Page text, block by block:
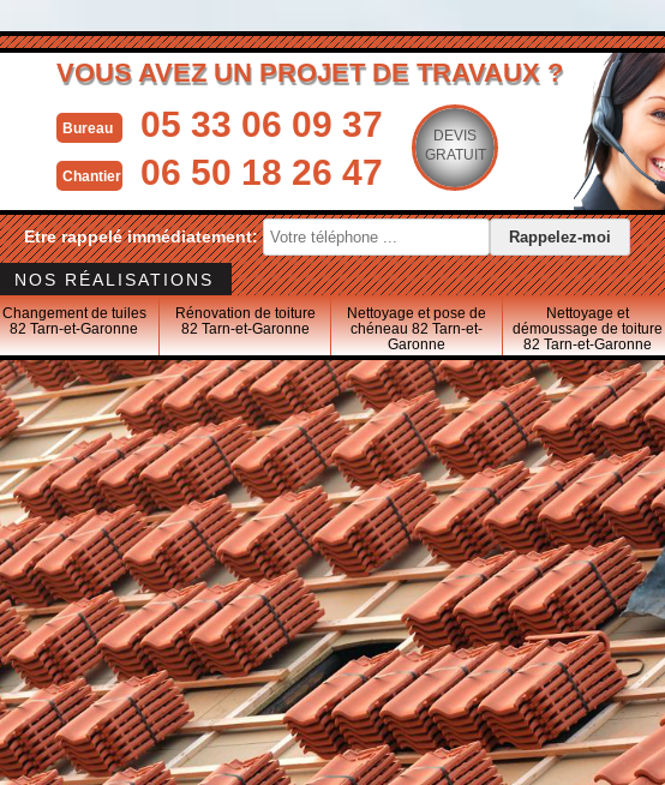
VOUS AVEZ UN PROJET DE TRAVAUX ?
Bureau 05 33 06 09 37
Chantier 06 50 18 26 47
DEVIS
GRATUIT
Etre rappelé immédiatement:
NOS RÉALISATIONS
Changement de tuiles
82 Tarn-et-Garonne
Rénovation de toiture
82 Tarn-et-Garonne
Nettoyage et pose de
chéneau 82 Tarn-et-
Garonne
Nettoyage et
démoussage de toiture
82 Tarn-et-Garonne